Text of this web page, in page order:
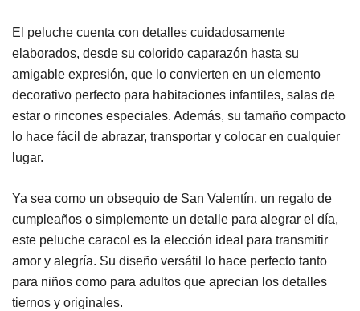
El peluche cuenta con detalles cuidadosamente
elaborados, desde su colorido caparazón hasta su
amigable expresión, que lo convierten en un elemento
decorativo perfecto para habitaciones infantiles, salas de
estar o rincones especiales. Además, su tamaño compacto
lo hace fácil de abrazar, transportar y colocar en cualquier
lugar.
Ya sea como un obsequio de San Valentín, un regalo de
cumpleaños o simplemente un detalle para alegrar el día,
este peluche caracol es la elección ideal para transmitir
amor y alegría. Su diseño versátil lo hace perfecto tanto
para niños como para adultos que aprecian los detalles
tiernos y originales.